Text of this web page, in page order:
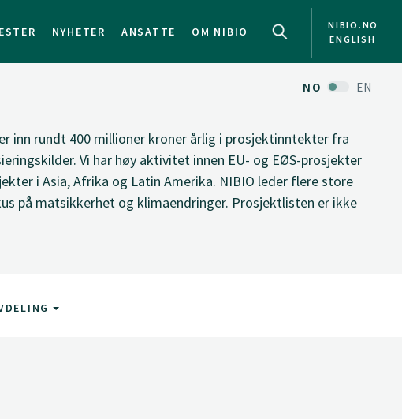
NYHETER ANSATTE OM NIBIO
NIBIO.NO
ENGLISH
NO EN
inn rundt 400 millioner kroner årlig i prosjektinntekter fra
Vi har høy aktivitet innen EU- og EØS-prosjekter
i Asia, Afrika og Latin Amerika. NIBIO leder flere store
på matsikkerhet og klimaendringer. Prosjektlisten er ikke